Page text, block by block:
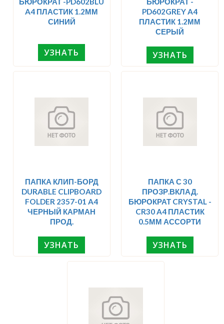
A4 ПЛАСТИК 1.2ММ
СИНИЙ
УЗНАТЬ
PD602GREY A4
ПЛАСТИК 1.2ММ
СЕРЫЙ
УЗНАТЬ
ПАПКА КЛИП-БОРД
DURABLE CLIPBOARD
FOLDER 2357-01 A4
ЧЕРНЫЙ КАРМАН
ПРОД.
УЗНАТЬ
ПАПКА С 30
ПРОЗР.ВКЛАД.
БЮРОКРАТ CRYSTAL -
CR30 A4 ПЛАСТИК
0.5ММ АССОРТИ
УЗНАТЬ